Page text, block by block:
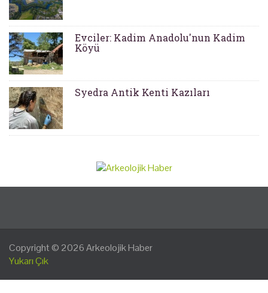
Evciler: Kadim Anadolu'nun Kadim
Köyü
Syedra Antik Kenti Kazıları
Copyright © 2026Arkeolojik Haber
Yukarı Çık